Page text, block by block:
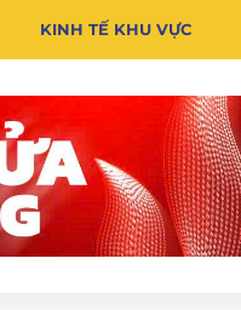
KINH TẾ KHU VỰC